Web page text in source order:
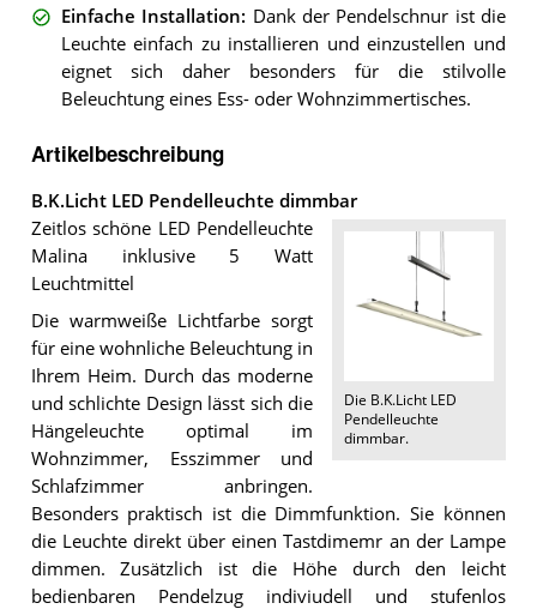
Einfache Installation: Dank der Pendelschnur ist die
Leuchte einfach zu installieren und einzustellen und
eignet sich daher besonders für die stilvolle
Beleuchtung eines Ess- oder Wohnzimmertisches.
Artikelbeschreibung
B.K.Licht LED Pendelleuchte dimmbar
Die B.K.Licht LED
Pendelleuchte
dimmbar.
Zeitlos schöne LED Pendelleuchte
Malina inklusive 5 Watt
Leuchtmittel
Die warmweiße Lichtfarbe sorgt
für eine wohnliche Beleuchtung in
Ihrem Heim. Durch das moderne
und schlichte Design lässt sich die
Hängeleuchte optimal im
Wohnzimmer, Esszimmer und
Schlafzimmer anbringen.
Besonders praktisch ist die Dimmfunktion. Sie können
die Leuchte direkt über einen Tastdimemr an der Lampe
dimmen. Zusätzlich ist die Höhe durch den leicht
bedienbaren Pendelzug indiviudell und stufenlos